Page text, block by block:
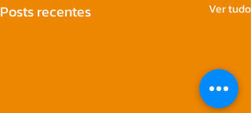
Posts recentes Ver tudo